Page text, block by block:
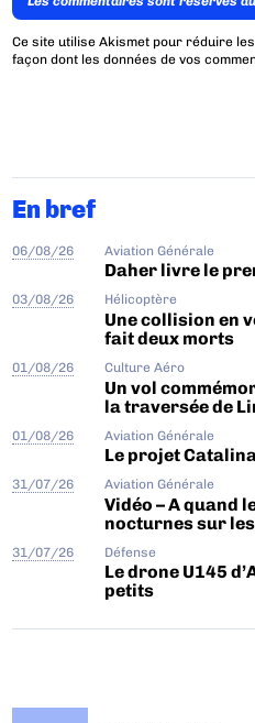
Ce site utilise Akismet pour réduire
façon dont les données de vos
En bref
06/08/26 Aviation Générale
Daher livre le
03/08/26 Hélicoptère
Une collision en
fait deux morts
01/08/26 Culture Aéro
Un vol
la traversée de
01/08/26 Aviation Générale
Le projet
31/07/26 Aviation Générale
Vidéo – A quand
nocturnes sur
31/07/26 Défense
Le drone U145
petits